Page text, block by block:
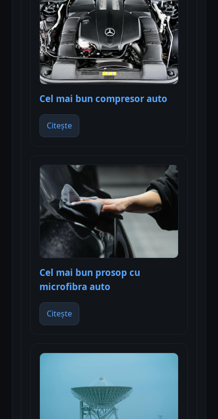
Cel mai bun compresor auto
Citește
Cel mai bun prosop cu
microfibra auto
Citește